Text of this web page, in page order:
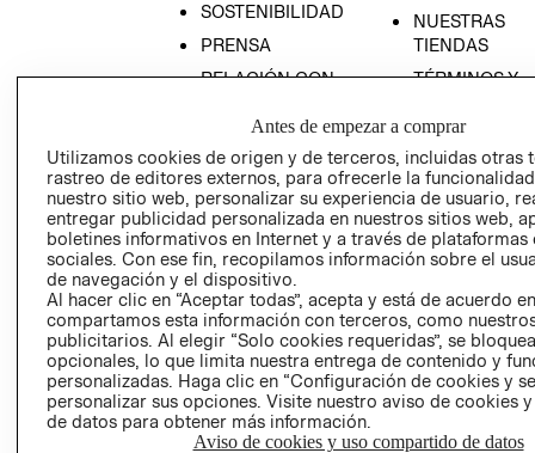
SOSTENIBILIDAD
PRENSA
RELACIÓN CON
POLÍTICA
EMPRESARIAL
NUESTRAS
TIENDAS
TÉRMINOS Y
AVISO DE
PRIVACIDAD
GIFT CARD
AVISO DE
COOKIES
NOVEDADES
Antes de empezar a comprar
Utilizamos cookies de origen y de terceros, incluidas otras
rastreo de editores externos, para ofrecerle la
nuestro sitio web, personalizar su experiencia de usuario,
entregar publicidad personalizada en nuestros sitios web,
boletines informativos en Internet y a través de plataformas
sociales. Con ese fin, recopilamos información sobre el
de navegación y el dispositivo.
Al hacer clic en “Aceptar todas”, acepta y está de acuerdo
compartamos esta información con terceros, como
publicitarios. Al elegir “Solo cookies requeridas”, se
opcionales, lo que limita nuestra entrega de contenido y
personalizadas. Haga clic en “Configuración de cookies y
personalizar sus opciones. Visite nuestro aviso de cookies
de datos para obtener más información.
Aviso de cookies y uso compartido de datos